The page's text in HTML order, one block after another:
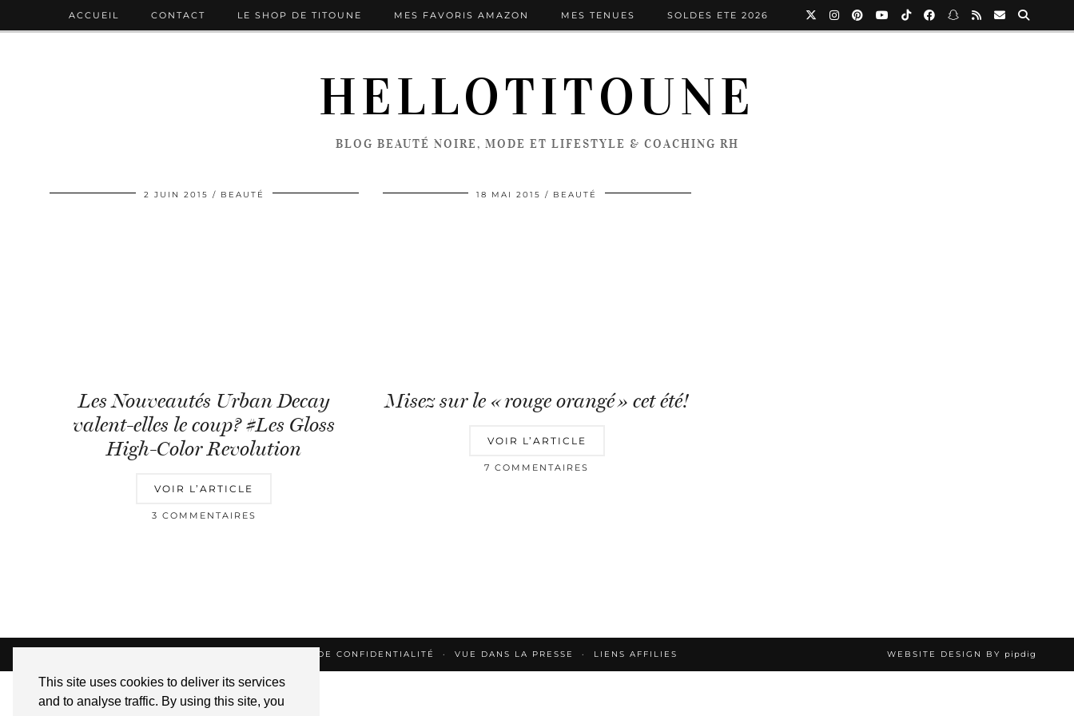
This site uses cookies to deliver its services
and to analyse traffic. By using this site, you
HELLOTITOUNE
BLOG BEAUTÉ NOIRE, MODE ET LIFESTYLE & COACHING RH
ACCUEIL CONTACT LE SHOP DE TITOUNE MES FAVORIS AMAZON MES TENUES SOLDES ETE 2026
2 JUIN 2015 BEAUTÉ
Les Nouveautés Urban Decay
valent-elles le coup? #Les Gloss
High-Color Revolution
VOIR L’ARTICLE
3 COMMENTAIRES
18 MAI 2015 BEAUTÉ
Misez sur le « rouge orangé » cet été!
VOIR L’ARTICLE
7 COMMENTAIRES
POLITIQUE DE CONFIDENTIALITÉ VUE DANS LA PRESSE LIENS AFFILIES WEBSITE DESIGN BY pipdig